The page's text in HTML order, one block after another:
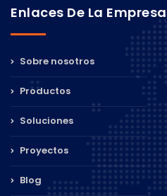
Enlaces De La Empresa
Sobre nosotros
Productos
Soluciones
Proyectos
Blog